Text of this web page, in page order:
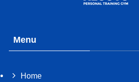
Menu
Home